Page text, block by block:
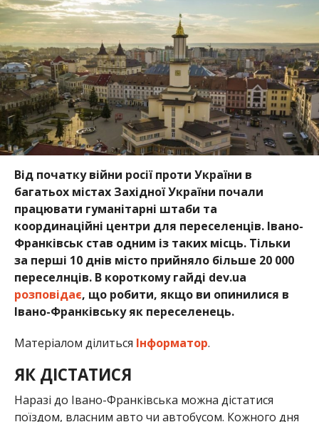
Від початку війни росії проти України в
багатьох містах Західної України почали
працювати гуманітарні штаби та
координаційні центри для переселенців. Івано-
Франківськ став одним із таких місць. Тільки
за перші 10 днів місто прийняло більше 20 000
переселнців. В короткому гайді dev.ua
розповідає, що робити, якщо ви опинилися в
Івано-Франківську як переселенець.
Матеріалом ділиться Інформатор.
ЯК ДІСТАТИСЯ
Наразі до Івано-Франківська можна дістатися
поїздом, власним авто чи автобусом. Кожного дня